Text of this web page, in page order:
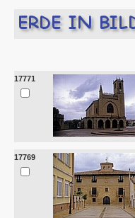
17771
17769